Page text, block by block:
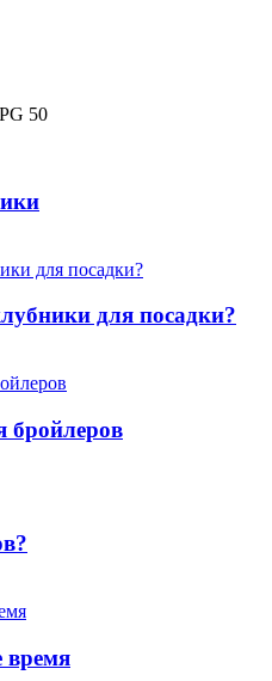
50
для посадки?
бройлеров
время